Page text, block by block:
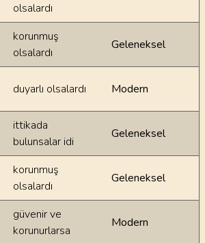
olsalardı
korunmuş
olsalardı
Geleneksel
duyarlı olsalardı Modern
ittikada
bulunsalar idi
Geleneksel
korunmuş
olsalardı
Geleneksel
güvenir ve
korunurlarsa
Modern